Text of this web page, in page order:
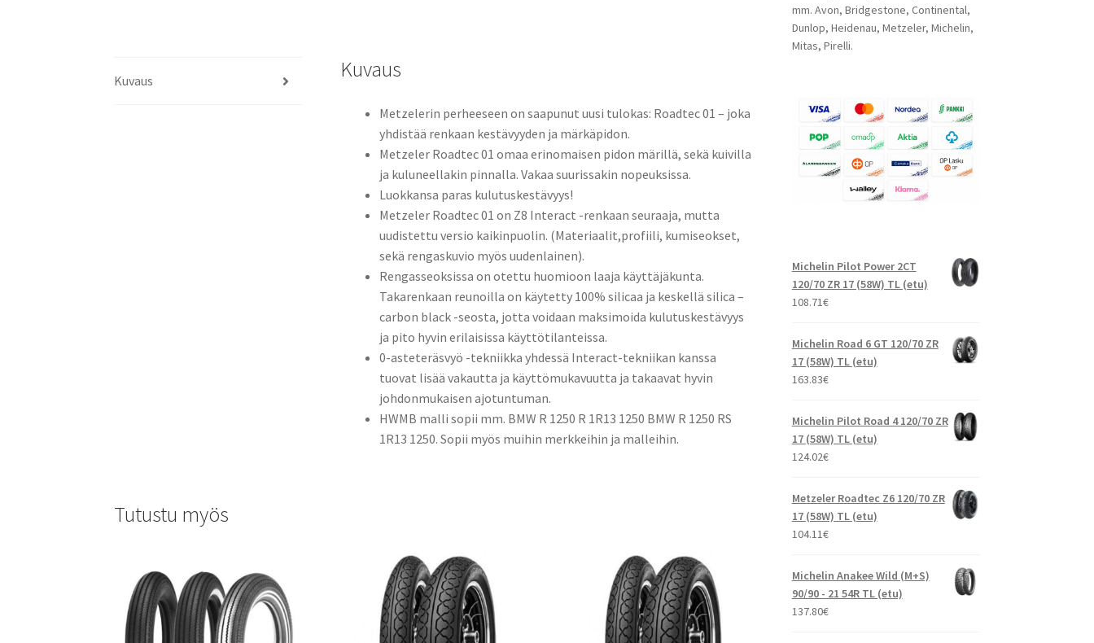
Kuvaus Kuvaus
Metzelerin perheeseen on saapunut uusi tulokas: Roadtec 01 – joka
yhdistää renkaan kestävyyden ja märkäpidon.
Metzeler Roadtec 01 omaa erinomaisen pidon märillä, sekä kuivilla
ja kuluneellakin pinnalla. Vakaa suurissakin nopeuksissa.
Luokkansa paras kulutuskestävyys!
Metzeler Roadtec 01 on Z8 Interact -renkaan seuraaja, mutta
uudistettu versio kaikinpuolin. (Materiaalit,profiili, kumiseokset,
sekä rengaskuvio myös uudenlainen).
Rengasseoksissa on otettu huomioon laaja käyttäjäkunta.
Takarenkaan reunoilla on käytetty 100% silicaa ja keskellä silica –
carbon black -seosta, jotta voidaan maksimoida kulutuskestävyys
ja pito hyvin erilaisissa käyttötilanteissa.
0-asteteräsvyö -tekniikka yhdessä Interact-tekniikan kanssa
tuovat lisää vakautta ja käyttömukavuutta ja takaavat hyvin
johdonmukaisen ajotuntuman.
HWMB malli sopii mm. BMW R 1250 R 1R13 1250 BMW R 1250 RS
1R13 1250. Sopii myös muihin merkkeihin ja malleihin.
Tutustu myös
mm. Avon, Bridgestone, Continental,
Dunlop, Heidenau, Metzeler, Michelin,
Mitas, Pirelli.
Michelin Pilot Power 2CT
120/70 ZR 17 (58W) TL (etu)
108.71€
Michelin Road 6 GT 120/70 ZR
17 (58W) TL (etu)
163.83€
Michelin Pilot Road 4 120/70 ZR
17 (58W) TL (etu)
124.02€
Metzeler Roadtec Z6 120/70 ZR
17 (58W) TL (etu)
104.11€
Michelin Anakee Wild (M+S)
90/90 - 21 54R TL (etu)
137.80€